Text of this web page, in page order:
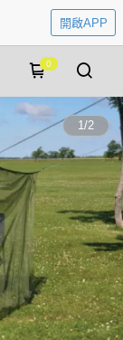
開啟APP
0
1/2